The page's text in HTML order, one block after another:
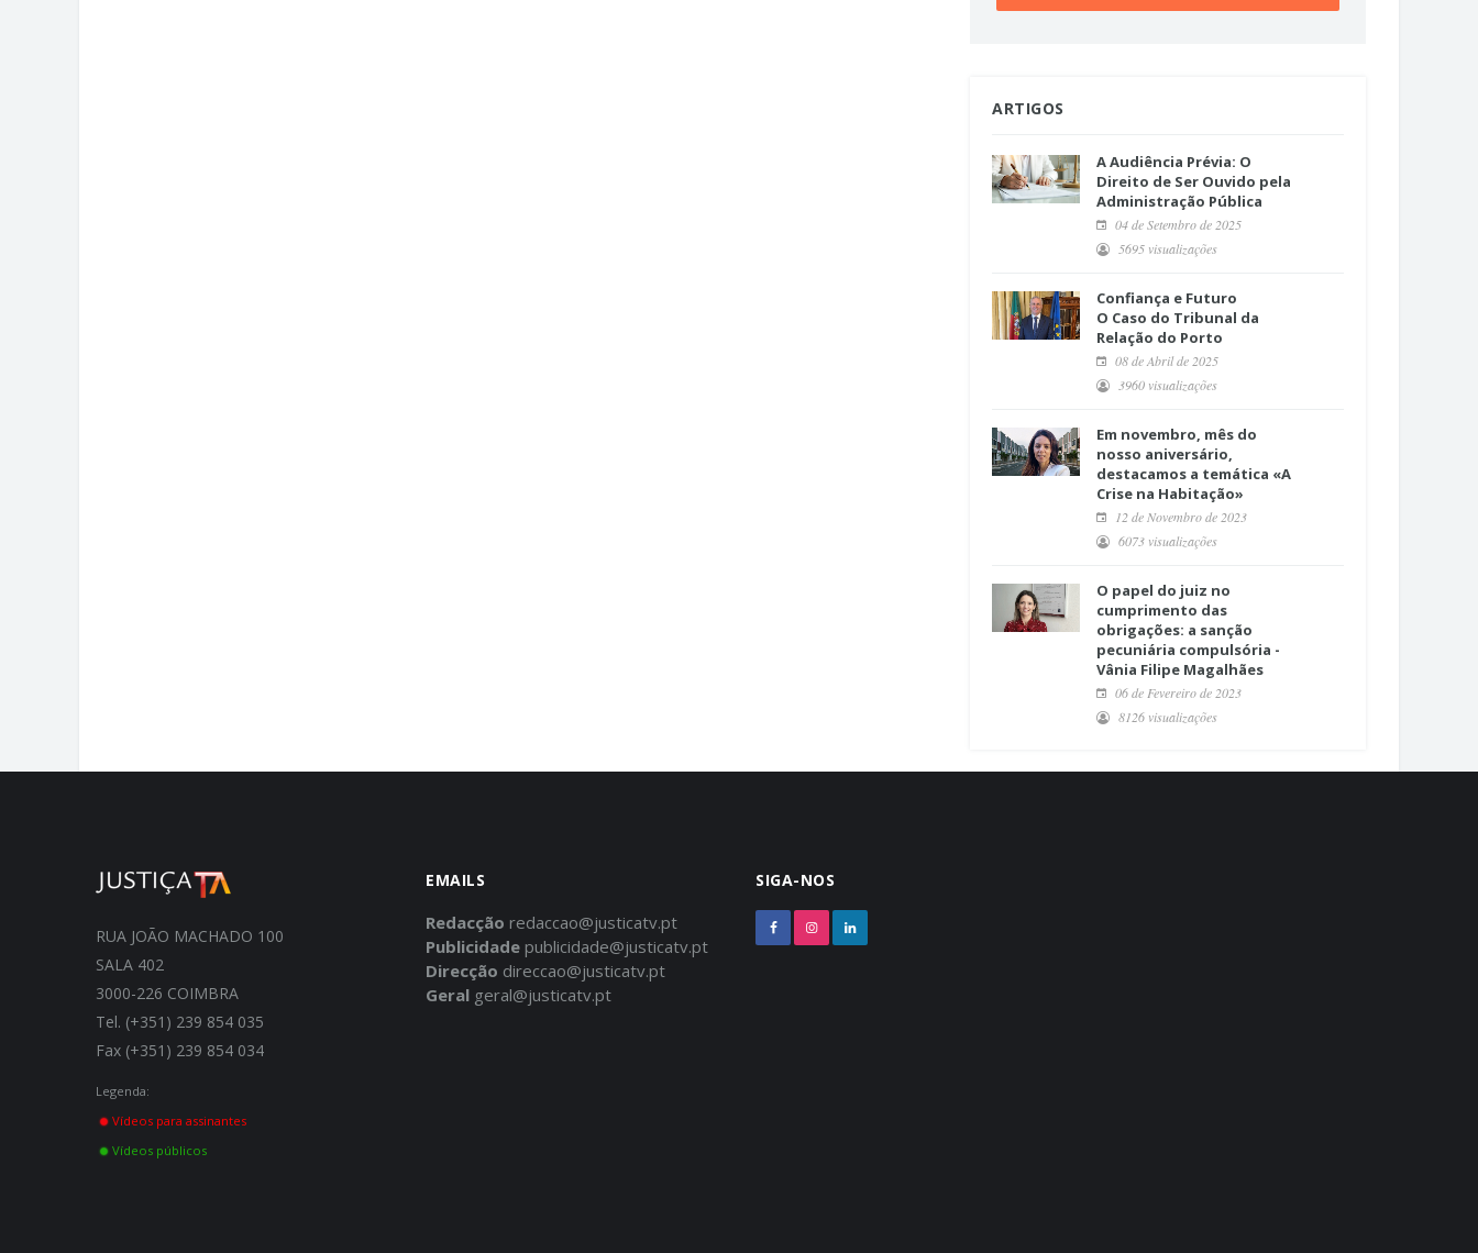
ARTIGOS
A Audiência Prévia: O
Direito de Ser Ouvido pela
Administração Pública
04 de Setembro de 2025
5695 visualizações
Confiança e Futuro
O Caso do Tribunal da
Relação do Porto
08 de Abril de 2025
3960 visualizações
Em novembro, mês do
nosso aniversário,
destacamos a temática «A
Crise na Habitação»
12 de Novembro de 2023
6073 visualizações
O papel do juiz no
cumprimento das
obrigações: a sanção
pecuniária compulsória -
Vânia Filipe Magalhães
06 de Fevereiro de 2023
8126 visualizações
RUA JOÃO MACHADO 100
SALA 402
3000-226 COIMBRA
Tel. (+351) 239 854 035
Fax (+351) 239 854 034
Legenda:
Vídeos para assinantes
Vídeos públicos
EMAILS
Redacção redaccao@justicatv.pt
Publicidade publicidade@justicatv.pt
Direcção direccao@justicatv.pt
Geral geral@justicatv.pt
SIGA-NOS